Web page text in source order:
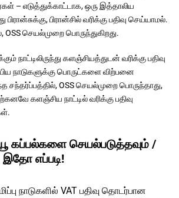
– எடுத்துக்காட்டாக, ஒரு இத்தாலிய
பிரான்சுக்கு, பிரான்சில் வரிக்கு பதிவு செய்யாமல்.
செயல்முறை பொருந்துகிறது.
நாட்டிலிருந்து களஞ்சியத்துடன் வரிக்கு பதிவு
நாடுகளுக்கு பொருட்களை விற்பனை
சந்தர்ப்பத்தில், OSS செயல்முறை பொருந்தாது,
களஞ்சிய நாட்டில் வரிக்கு பதிவு
கப்பல்களை செயல்படுத்தவும் /
எப்படி!
நாடுகளில் VAT பதிவு தொடர்பான